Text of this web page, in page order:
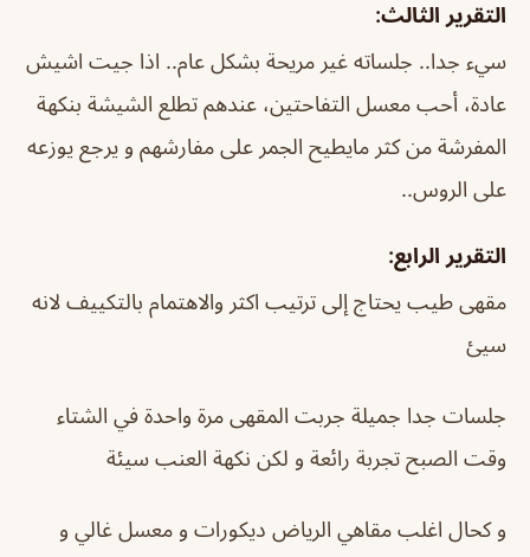
التقرير الثالث:
سيء جدا.. جلساته غير مريحة بشكل عام.. اذا جيت اشيش
عادة، أحب معسل التفاحتين، عندهم تطلع الشيشة بنكهة
المفرشة من كثر مايطيح الجمر على مفارشهم و يرجع يوزعه
على الروس..
التقرير الرابع:
مقهى طيب يحتاج إلى ترتيب اكثر والاهتمام بالتكييف لانه
سيئ
جلسات جدا جميلة جربت المقهى مرة واحدة في الشتاء
وقت الصبح تجربة رائعة و لكن نكهة العنب سيئة
و كحال اغلب مقاهي الرياض ديكورات و معسل غالي و